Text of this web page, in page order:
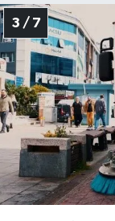
3 / 7